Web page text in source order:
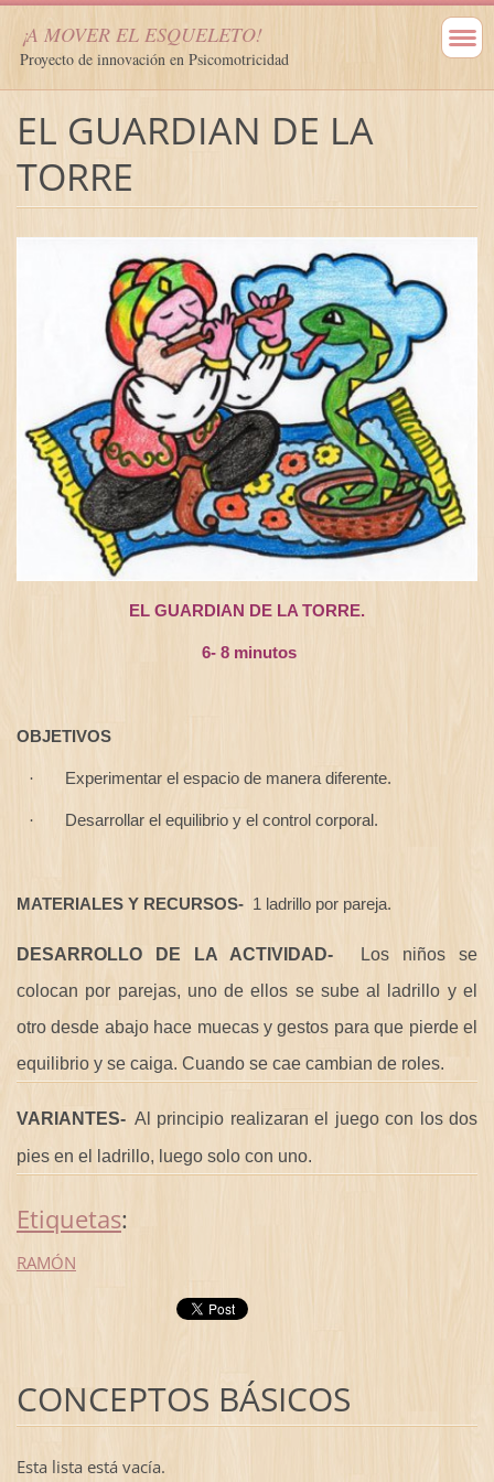
¡A MOVER EL ESQUELETO!
Proyecto de innovación en Psicomotricidad
EL GUARDIAN DE LA
TORRE
EL GUARDIAN DE LA TORRE.
6- 8 minutos
OBJETIVOS
· Experimentar el espacio de manera diferente.
· Desarrollar el equilibrio y el control corporal.
MATERIALES Y RECURSOS- 1 ladrillo por pareja.
DESARROLLO DE LA ACTIVIDAD- Losniños se
colocan por parejas, uno de ellos se sube al ladrillo y el
otro desde abajo hace muecas y gestos para que pierde el
equilibrio y se caiga. Cuando se cae cambian de roles.
VARIANTES- Al principio realizaran el juego con los dos
pies en el ladrillo, luego solo con uno.
Etiquetas:
RAMÓN
CONCEPTOS BÁSICOS
Esta lista está vacía.